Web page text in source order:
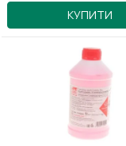
КУПИТИ